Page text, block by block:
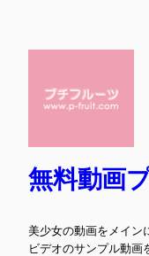
無料動画
美少女の動画をメイン
ビデオのサンプル動画